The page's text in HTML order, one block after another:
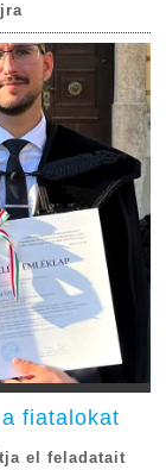
fiatalokat
el feladatait